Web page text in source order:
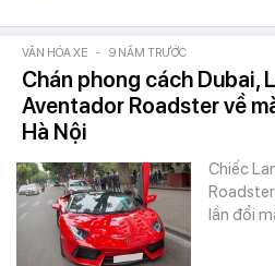
VĂN HÓA XE - 9 NĂM TRƯỚC
Chán phong cách Dubai,
Aventador Roadster về
Hà Nội
Chiếc
lần đổi